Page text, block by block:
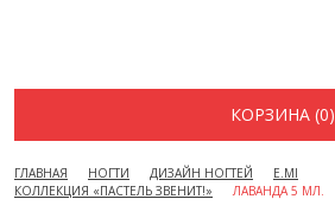
КОРЗИНА (0)
ГЛАВНАЯ НОГТИ ДИЗАЙН НОГТЕЙ
E.MI
КОЛЛЕКЦИЯ «ПАСТЕЛЬ ЗВЕНИТ!»
ЛАВАНДА 5 МЛ.